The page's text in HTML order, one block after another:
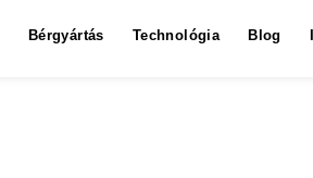
Bérgyártás Technológia Blog